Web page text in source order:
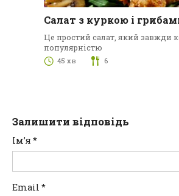
Салат з куркою і
Це простий салат, який завжди
популярністю
45 хв 6
Залишити відповідь
Ім’я *
Email *